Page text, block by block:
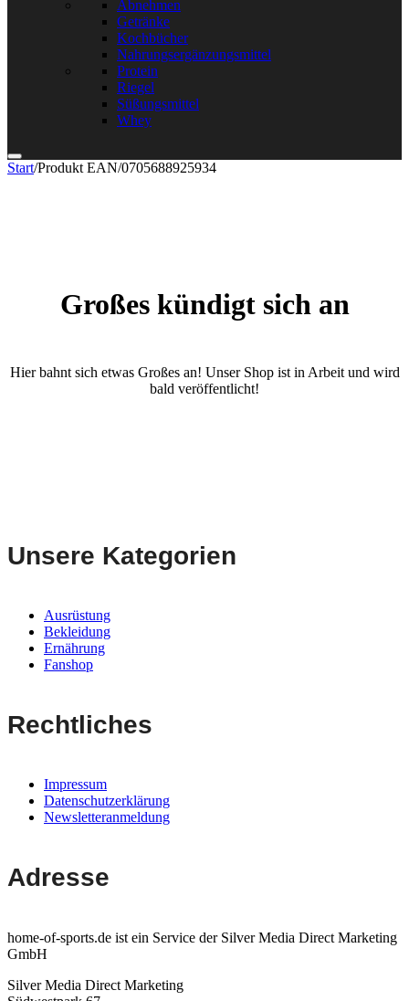
Abnehmen
Getränke
Kochbücher
Nahrungsergänzungsmittel
Protein
Riegel
Süßungsmittel
Whey
Start/Produkt EAN/0705688925934
Großes kündigt sich an
Hier bahnt sich etwas Großes an! Unser Shop ist in Arbeit und wird
bald veröffentlicht!
Unsere Kategorien
Ausrüstung
Bekleidung
Ernährung
Fanshop
Rechtliches
Impressum
Datenschutzerklärung
Newsletteranmeldung
Adresse
home-of-sports.de ist ein Service der Silver Media Direct Marketing
GmbH
Silver Media Direct Marketing